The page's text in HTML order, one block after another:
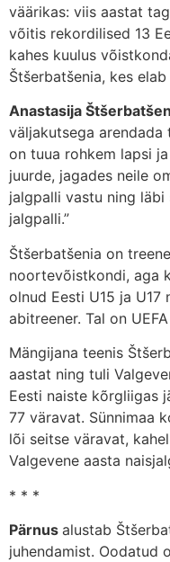
väärikas: viis aastat
võitis rekordilised 13
kahes kuulus
Štšerbatšenia, kes
Anastasija
väljakutsega arendada
on tuua rohkem lapsi
juurde, jagades neile
jalgpalli vastu ning läbi
jalgpalli.”
Štšerbatšenia on
noortevõistkondi, aga
olnud Eesti U15 ja
abitreener. Tal on
Mängijana teenis
aastat ning tuli
Eesti naiste kõrgliigas
77 väravat. Sünnimaa
lõi seitse väravat,
Valgevene aasta
* * *
Pärnus alustab
juhendamist. Oodatud